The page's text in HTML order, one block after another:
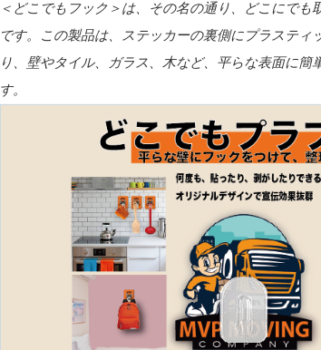
＜どこでもフック＞は、その名の通り、どこにでも
です。この製品は、ステッカーの裏側にプラスティ
り、壁やタイル、ガラス、木など、平らな表面に簡
す。